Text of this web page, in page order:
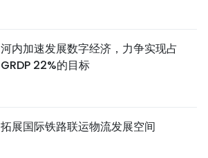
河内加速发展数字经济，力争实现占
GRDP 22%的目标
拓展国际铁路联运物流发展空间